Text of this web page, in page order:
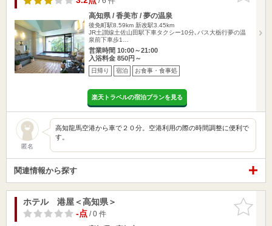
高知県 / 香美市 / 夢の温泉
後免町駅8.59km 新改駅3.45km
JR土讃線土佐山田駅下車タクシー10分､バス大栃行夢の温
泉前下車歩1…
営業時間 10:00～21:00
入浴料金 850円～
日帰り 宿泊 お食事・食事処
楽天トラベルの宿泊プランを見る
匿名
高知龍馬空港から車で２０分。空港利用の際の時間調整に便利で
す。
関連情報から探す
お気に入
りに追加
ホテル 港屋＜高知県＞
-点/ 0 件